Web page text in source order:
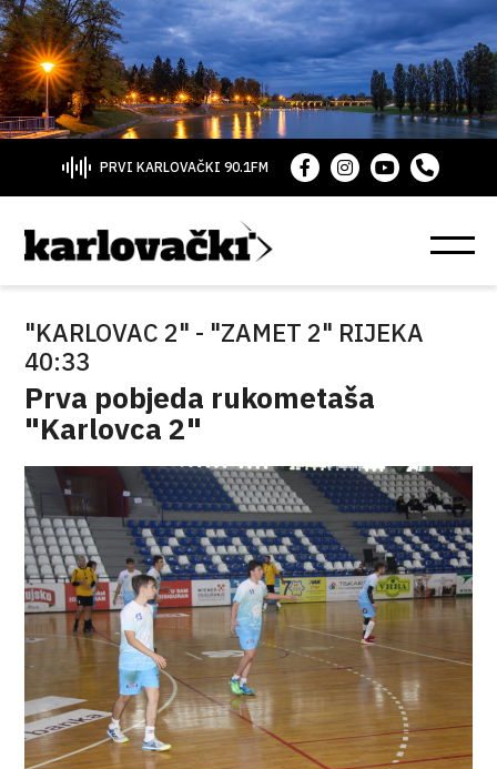
PRVI KARLOVAČKI 90.1FM
"KARLOVAC 2" - "ZAMET 2" RIJEKA
40:33
Prva pobjeda rukometaša
"Karlovca 2"